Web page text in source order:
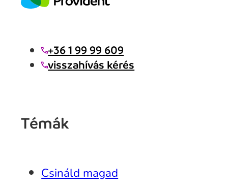
+36 1 99 99 609
visszahívás kérés
Témák
Csináld magad